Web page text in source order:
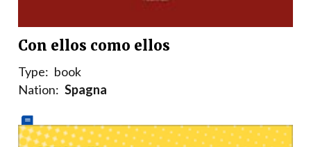
Con ellos como ellos
Type: book
Nation: Spagna